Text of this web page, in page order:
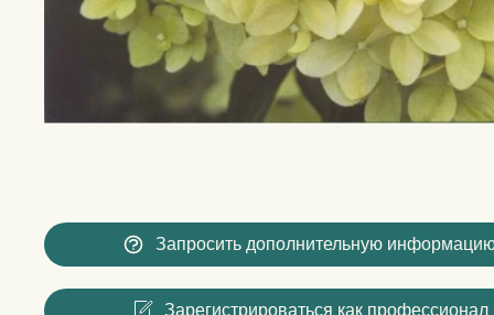
Запросить дополнительную
Зарегистрироваться как профессионал